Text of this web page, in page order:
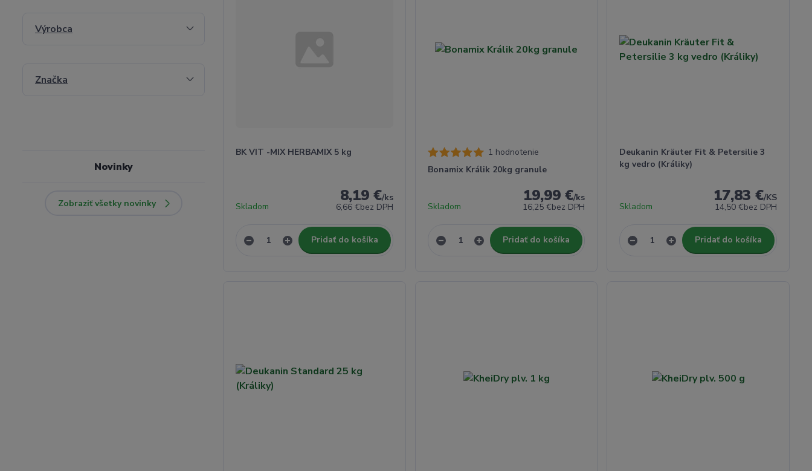
BK VIT -MIX HERBAMIX 5 kg
8,19 €/ks
6,66 €bez DPH
Skladom
Pridať do košíka
1 hodnotenie
Bonamix Králik 20kg granule
19,99 €/ks
16,25 €bez DPH
Skladom
Pridať do košíka
Deukanin Kräuter Fit & Petersilie 3
kg vedro (Králiky)
17,83 €/KS
14,50 €bez DPH
Skladom
Pridať do košíka
Výrobca
Značka
Novinky
Zobraziť všetky novinky